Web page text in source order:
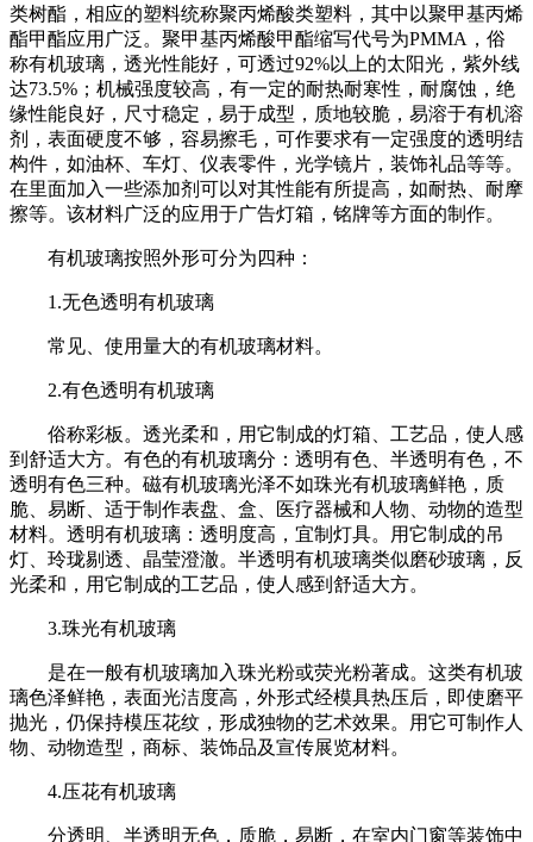
类树酯，相应的塑料统称聚丙烯酸类塑料，其中以聚甲基丙烯
酯甲酯应用广泛。聚甲基丙烯酸甲酯缩写代号为PMMA，俗
称有机玻璃，透光性能好，可透过92%以上的太阳光，紫外线
达73.5%；机械强度较高，有一定的耐热耐寒性，耐腐蚀，绝
缘性能良好，尺寸稳定，易于成型，质地较脆，易溶于有机溶
剂，表面硬度不够，容易擦毛，可作要求有一定强度的透明结
构件，如油杯、车灯、仪表零件，光学镜片，装饰礼品等等。
在里面加入一些添加剂可以对其性能有所提高，如耐热、耐摩
擦等。该材料广泛的应用于广告灯箱，铭牌等方面的制作。
有机玻璃按照外形可分为四种：
1.无色透明有机玻璃
常见、使用量大的有机玻璃材料。
2.有色透明有机玻璃
俗称彩板。透光柔和，用它制成的灯箱、工艺品，使人感
到舒适大方。有色的有机玻璃分：透明有色、半透明有色，不
透明有色三种。磁有机玻璃光泽不如珠光有机玻璃鲜艳，质
脆、易断、适于制作表盘、盒、医疗器械和人物、动物的造型
材料。透明有机玻璃：透明度高，宜制灯具。用它制成的吊
灯、玲珑剔透、晶莹澄澈。半透明有机玻璃类似磨砂玻璃，反
光柔和，用它制成的工艺品，使人感到舒适大方。
3.珠光有机玻璃
是在一般有机玻璃加入珠光粉或荧光粉著成。这类有机玻
璃色泽鲜艳，表面光洁度高，外形式经模具热压后，即使磨平
抛光，仍保持模压花纹，形成独物的艺术效果。用它可制作人
物、动物造型，商标、装饰品及宣传展览材料。
4.压花有机玻璃
分透明、半透明无色，质脆，易断，在室内门窗等装饰中